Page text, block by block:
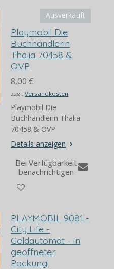
Ausverkauft
Playmobil Die
Buchhändlerin
Thalia 70458 &
OVP
8,00 €
zzgl.Versandkosten
Playmobil Die
Buchhändlerin Thalia
70458 & OVP
Details anzeigen
Bei Verfügbarkeit
benachrichtigen
PLAYMOBIL 9081 -
City Life -
Geldautomat - in
geöffneter
Packung!